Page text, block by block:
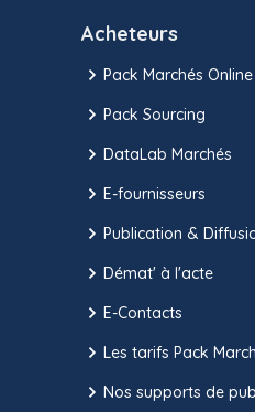
Acheteurs
Pack Marchés Online
Pack Sourcing
DataLab Marchés
E-fournisseurs
Publication &
Démat' à l'acte
E-Contacts
Les tarifs Pack
Nos supports de